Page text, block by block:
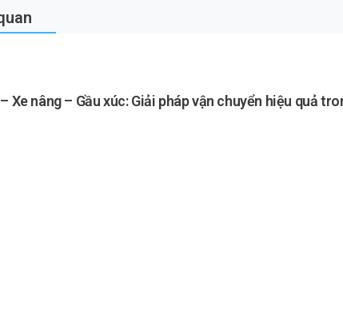
Xe nâng – Gầu xúc: Giải pháp vận chuyển hiệu quả